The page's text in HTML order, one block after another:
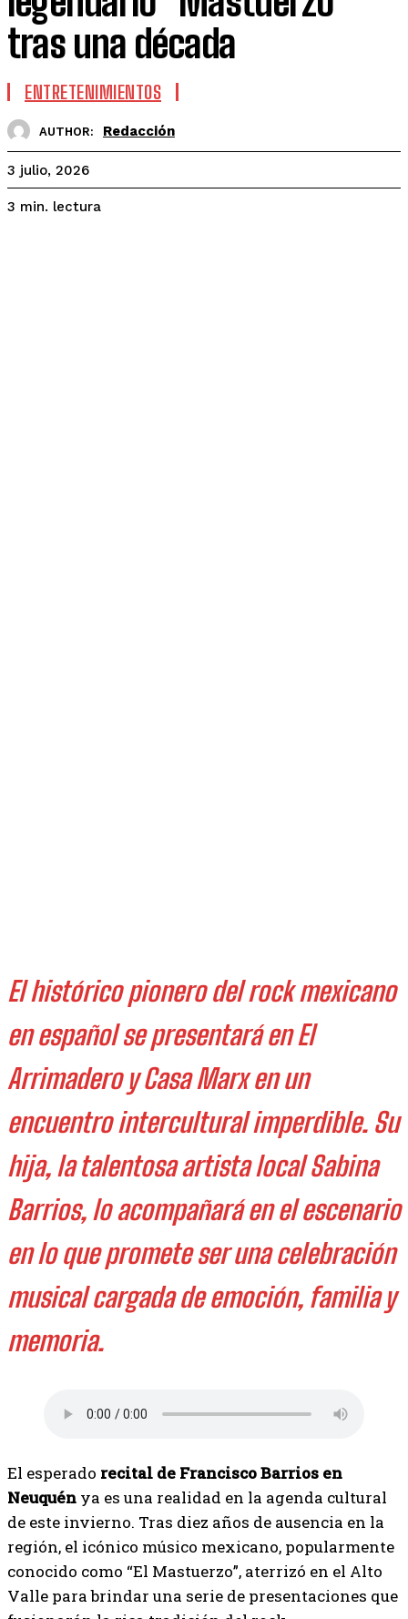
tras una década
ENTRETENIMIENTOS
AUTHOR: Redacción
3 julio, 2026
3 min. lectura
El histórico pionero del rock mexicano
en español se presentará en El
Arrimadero y Casa Marx en un
encuentro intercultural imperdible. Su
hija, la talentosa artista local Sabina
Barrios, lo acompañará en el escenario
en lo que promete ser una celebración
musical cargada de emoción, familia y
memoria.
El esperado recital de Francisco Barrios en
Neuquén ya es una realidad en la agenda cultural
de este invierno. Tras diez años de ausencia en la
región, el icónico músico mexicano, popularmente
conocido como “El Mastuerzo”, aterrizó en el Alto
Valle para brindar una serie de presentaciones que